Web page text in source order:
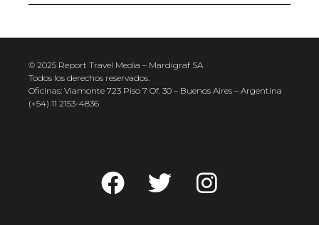
© 2025 Report Travel Media – Mardigraf SA
Todos los derechos reservados.
Oficinas: Viamonte 723 Piso 7 Of. 30 – Buenos Aires – Argentina
(+54) 11 2153-4836